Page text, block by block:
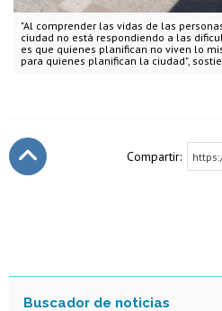
"Al comprender las vidas de las
ciudad no está respondiendo a las
es que quienes planifican no viven lo
para quienes planifican la ciudad",
Compartir: